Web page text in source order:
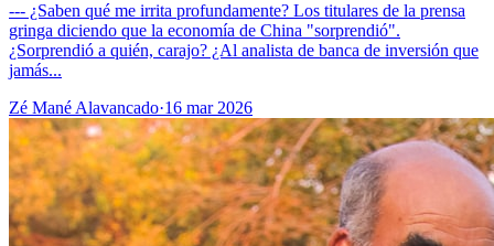
--- ¿Saben qué me irrita profundamente? Los titulares de la prensa
gringa diciendo que la economía de China "sorprendió".
¿Sorprendió a quién, carajo? ¿Al analista de banca de inversión que
jamás...
Zé Mané Alavancado·16 mar 2026